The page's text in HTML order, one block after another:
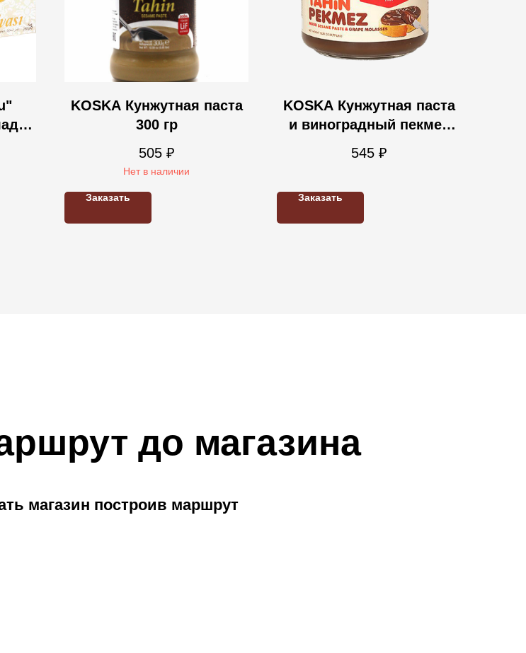
KOSKA Кунжутная паста
300 гр
505 ₽
Нет в наличии
Заказать
KOSKA Кунжутная паста
и виноградный пекмез
545 ₽
Заказать
до магазина
магазин построив маршрут